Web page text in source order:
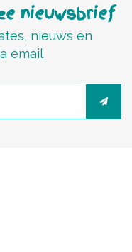
nieuwsbrief
nieuws en
email